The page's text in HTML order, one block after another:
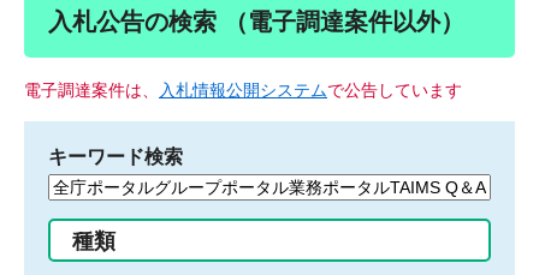
入札公告の検索 （電子調達案件以外）
電子調達案件は、 入札情報公開システムで公告しています
キーワード検索
検
る
種類